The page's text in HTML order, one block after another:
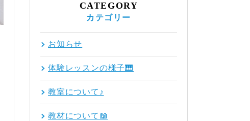
CATEGORY
カテゴリー
お知らせ
体験レッスンの様子🎹
教室について♪
教材について📖